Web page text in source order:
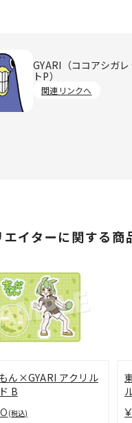
GYARI（ココアシガレ
トP）
関連リンクへ
エイターに関する商
ん×GYARI アクリル
B
(税込)